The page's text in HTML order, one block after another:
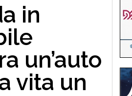
in
un’auto
vita un